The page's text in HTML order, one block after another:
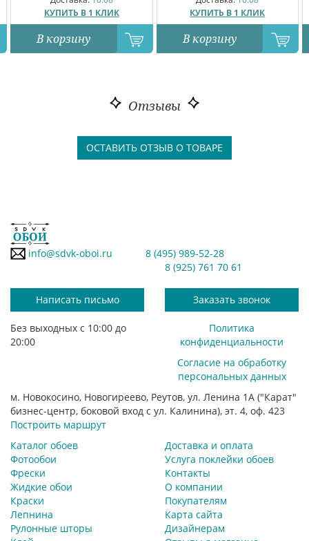
КУПИТЬ В 1 КЛИК
В корзину
КУПИТЬ В 1 КЛИК
В корзину
Отзывы
ОСТАВИТЬ ОТЗЫВ О ТОВАРЕ
info@sdvk-oboi.ru
8 (495) 989-52-28
8 (925) 761 70 61
Написать письмо Заказать звонок
Без выходных с 10:00 до
20:00
Политика
конфиденциальности
Согласие на обработку
персональных данных
м. Новокосино, Новогиреево, Реутов, ул. Ленина 1А ("Карат"
бизнес-центр, боковой вход с ул. Калинина), эт. 4, оф. 423
Построить маршрут
Каталог обоев
Фотообои
Фрески
Жидкие обои
Краски
Лепнина
Рулонные шторы
Доставка и оплата
Услуга поклейки обоев
Контакты
О компании
Покупателям
Карта сайта
Дизайнерам